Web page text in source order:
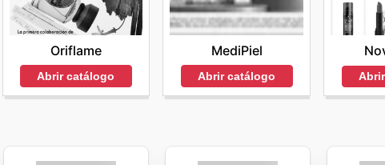
Oriflame
Abrir catálogo
MediPiel
Abrir catálogo